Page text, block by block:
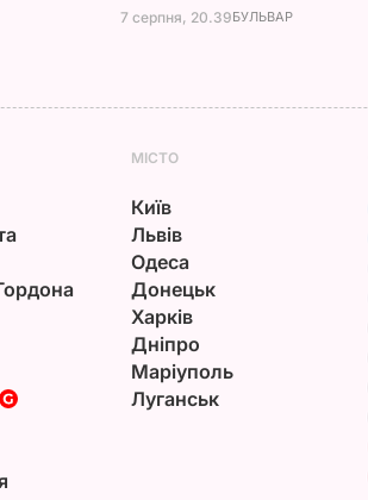
7 серпня, 20.39БУЛЬВАР
МІСТО
Київ
Львів
Одеса
Донецьк
Харків
Дніпро
Маріуполь
Луганськ